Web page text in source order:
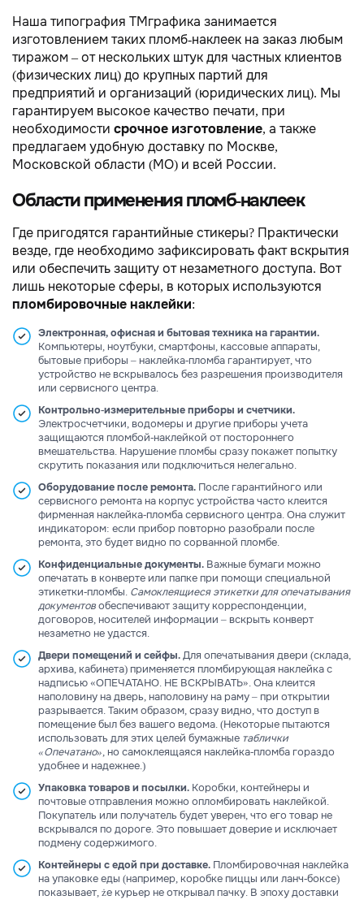
Наша типография TMграфика занимается
изготовлением таких пломб-наклеек на заказ любым
тиражом – от нескольких штук для частных клиентов
(физических лиц) до крупных партий для
предприятий и организаций (юридических лиц). Мы
гарантируем высокое качество печати, при
необходимости срочное изготовление, а также
предлагаем удобную доставку по Москве,
Московской области (МО) и всей России.
Области применения пломб-наклеек
Где пригодятся гарантийные стикеры? Практически
везде, где необходимо зафиксировать факт вскрытия
или обеспечить защиту от незаметного доступа. Вот
лишь некоторые сферы, в которых используются
пломбировочные наклейки:
Электронная, офисная и бытовая техника на гарантии.
Компьютеры, ноутбуки, смартфоны, кассовые аппараты,
бытовые приборы – наклейка-пломба гарантирует, что
устройство не вскрывалось без разрешения производителя
или сервисного центра.
Контрольно-измерительные приборы и счетчики.
Электросчетчики, водомеры и другие приборы учета
защищаются пломбой-наклейкой от постороннего
вмешательства. Нарушение пломбы сразу покажет попытку
скрутить показания или подключиться нелегально.
Оборудование после ремонта. После гарантийного или
сервисного ремонта на корпус устройства часто клеится
фирменная наклейка-пломба сервисного центра. Она служит
индикатором: если прибор повторно разобрали после
ремонта, это будет видно по сорванной пломбе.
Конфиденциальные документы. Важные бумаги можно
опечатать в конверте или папке при помощи специальной
этикетки-пломбы. Самоклеящиеся этикетки для опечатывания
документовобеспечивают защиту корреспонденции,
договоров, носителей информации – вскрыть конверт
незаметно не удастся.
Двери помещений и сейфы.Для опечатывания двери (склада,
архива, кабинета) применяется пломбирующая наклейка с
надписью «ОПЕЧАТАНО. НЕ ВСКРЫВАТЬ». Она клеится
наполовину на дверь, наполовину на раму – при открытии
разрывается. Таким образом, сразу видно, что доступ в
помещение был без вашего ведома. (Некоторые пытаются
использовать для этих целей бумажные таблички
«Опечатано», но самоклеящаяся наклейка-пломба гораздо
удобнее и надежнее.)
Упаковка товаров и посылки. Коробки, контейнеры и
почтовые отправления можно опломбировать наклейкой.
Покупатель или получатель будет уверен, что его товар не
вскрывался по дороге. Это повышает доверие и исключает
подмену содержимого.
Контейнеры с едой при доставке. Пломбировочная наклейка
на упаковке еды (например, коробке пиццы или ланч-боксе)
показывает, że курьер не открывал пачку. В эпоху доставки